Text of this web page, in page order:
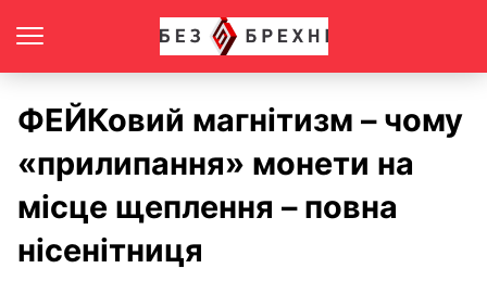
ФЕЙКовий магнітизм – чому
«прилипання» монети на
місце щеплення – повна
нісенітниця